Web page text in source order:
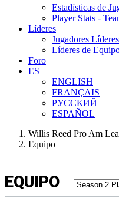
Estadísticas de
Player Stats -
Líderes
Jugadores Líderes
Líderes de
Foro
ES
ENGLISH
FRANÇAIS
РУССКИЙ
ESPAÑOL
Willis Reed Pro Am
Equipo
EQUIPO